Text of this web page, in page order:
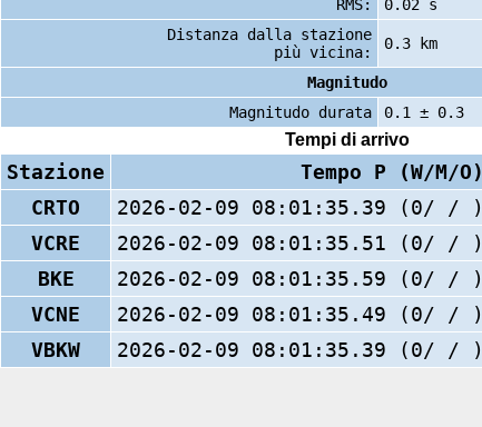
RMS:
0.02 s
Distanza dalla stazione
più vicina:
0.3 km
Magnitudo
Magnitudo durata
0.1 ± 0.3
Tempi di arrivo
Stazione Tempo P (W/M/O)
CRTO
2026-02-09 08:01:35.39 (0/ / )
VCRE
2026-02-09 08:01:35.51 (0/ / )
BKE
2026-02-09 08:01:35.59 (0/ / )
VCNE
2026-02-09 08:01:35.49 (0/ / )
VBKW
2026-02-09 08:01:35.39 (0/ / )